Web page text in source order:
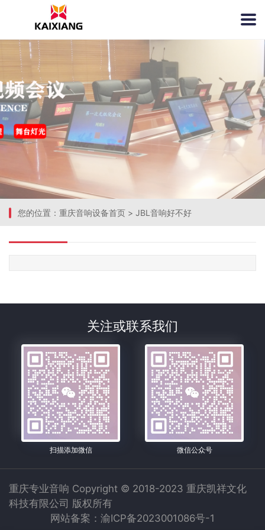
您的位置： 重庆音响设备首页 > JBL音响好不好
关注或联系我们
扫描添加微信 微信公众号
重庆专业音响 Copyright © 2018-2023 重庆凯祥文化
科技有限公司 版权所有
网站备案：渝ICP备2023001086号-1